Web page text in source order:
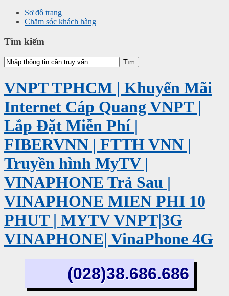
Sơ đồ trang
Chăm sóc khách hàng
Tìm kiếm
VNPT TPHCM | Khuyến Mãi
Internet Cáp Quang VNPT |
Lắp Đặt Miễn Phí |
FIBERVNN | FTTH VNN |
Truyền hình MyTV |
VINAPHONE Trả Sau |
VINAPHONE MIEN PHI 10
PHUT | MYTV VNPT|3G
VINAPHONE| VinaPhone 4G
(028)38.686.686